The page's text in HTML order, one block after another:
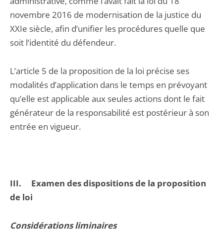
novembre 2016 de modernisation de la justice du
XXIe siècle, afin d’unifier les procédures quelle que
soit l’identité du défendeur.
L’article 5 de la proposition de la loi précise ses
modalités d’application dans le temps en prévoyant
qu’elle est applicable aux seules actions dont le fait
générateur de la responsabilité est postérieur à son
entrée en vigueur.
III. Examen des dispositions de la proposition
de loi
Considérations liminaires